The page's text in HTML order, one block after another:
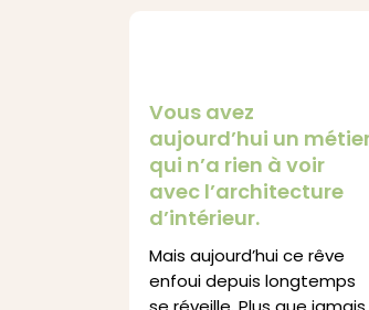
Vous avez
aujourd’hui un
qui n’a rien à voir
avec l’architecture
d’intérieur.
Mais aujourd’hui ce rêve
enfoui depuis longtemps